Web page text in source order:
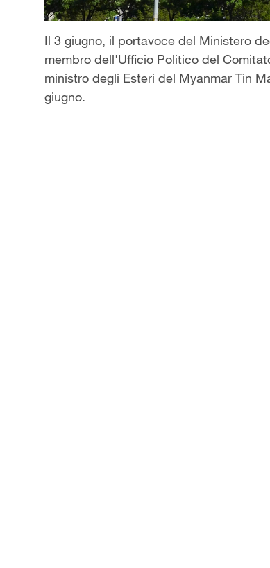
Il 3 giugno, il portavoce del Ministero
membro dell'Ufficio Politico del
ministro degli Esteri del Myanmar Tin
giugno.